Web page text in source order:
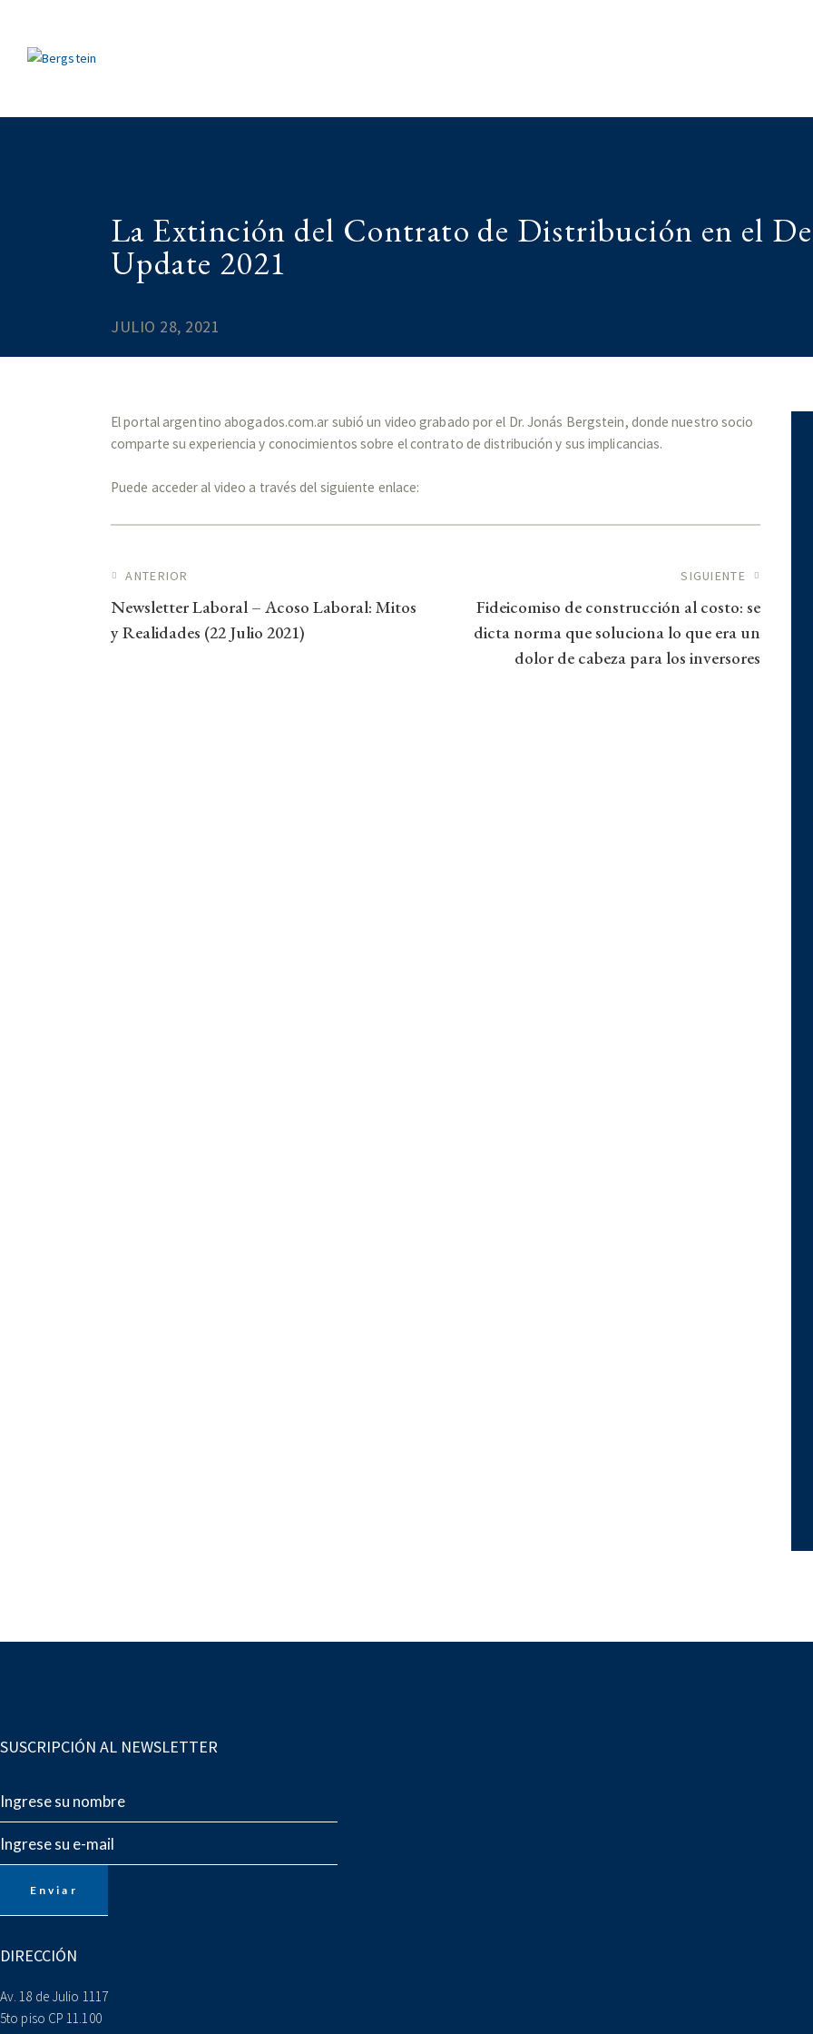
La Extinción del Contrato de Distribución en el
Update 2021
JULIO 28, 2021
El portal argentino abogados.com.ar subió un video grabado por el Dr. Jonás Bergstein, donde nuestro socio
comparte su experiencia y conocimientos sobre el contrato de distribución y sus implicancias.
Puede acceder al video a través del siguiente enlace:
Navegación de entradas
ANTERIOR
Newsletter Laboral – Acoso Laboral: Mitos
y Realidades (22 Julio 2021)
SIGUIENTE
Fideicomiso de construcción al costo: se
dicta norma que soluciona lo que era un
dolor de cabeza para los inversores
SUSCRIPCIÓN AL NEWSLETTER
DIRECCIÓN
Av. 18 de Julio 1117
5to piso CP 11.100